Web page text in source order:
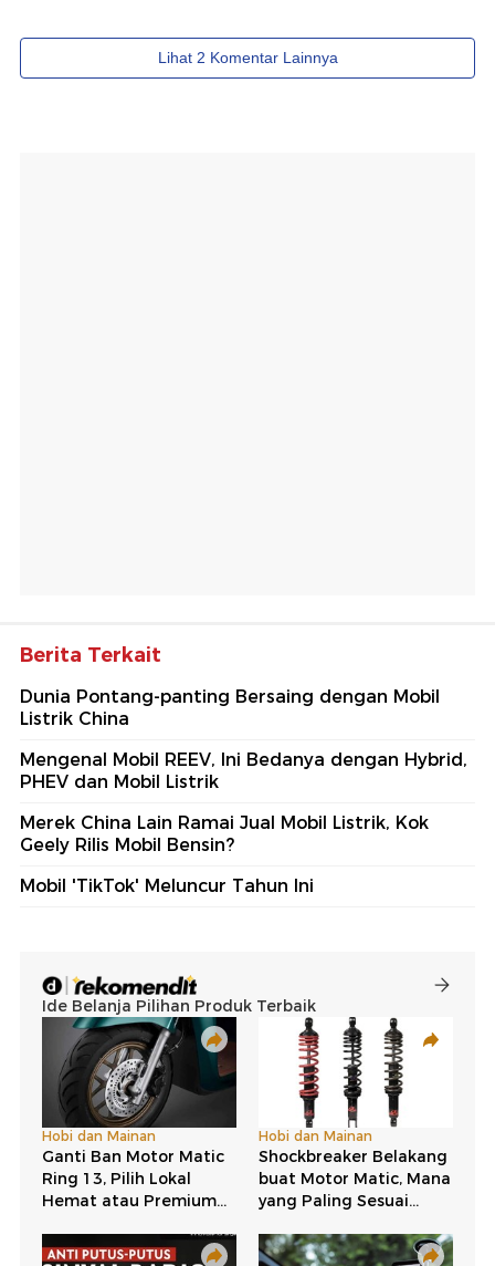
Berita Terkait
Dunia Pontang-panting Bersaing dengan Mobil
Listrik China
Mengenal Mobil REEV, Ini Bedanya dengan Hybrid,
PHEV dan Mobil Listrik
Merek China Lain Ramai Jual Mobil Listrik, Kok
Geely Rilis Mobil Bensin?
Mobil 'TikTok' Meluncur Tahun Ini